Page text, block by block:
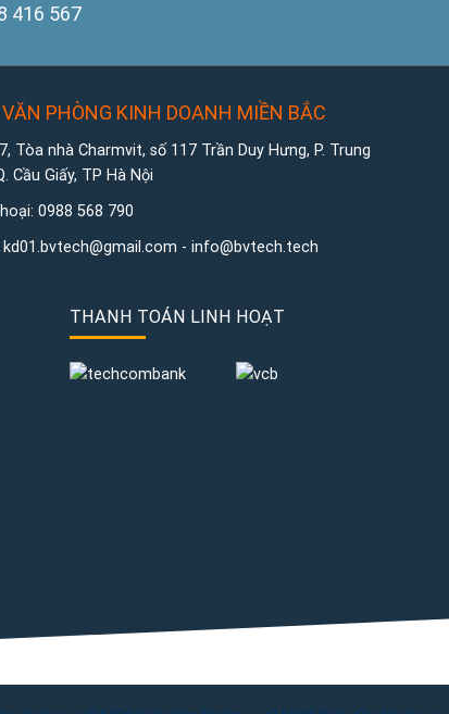
416 567
VĂN PHÒNG KINH DOANH MIỀN BẮC
Tòa nhà Charmvit, số 117 Trần Duy Hưng, P. Trung
Cầu Giấy, TP Hà Nội
0988 568 790
kd01.bvtech@gmail.com - info@bvtech.tech
THANH TOÁN LINH HOẠT